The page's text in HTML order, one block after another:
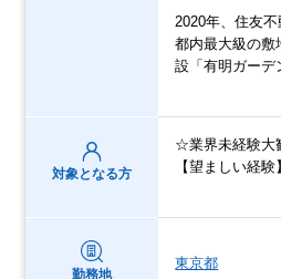
2020年、住友不
都内最⼤級の敷
設「有明ガーデ
対象となる方
☆業界未経験⼤
【望ましい経験】
勤務地
東京都